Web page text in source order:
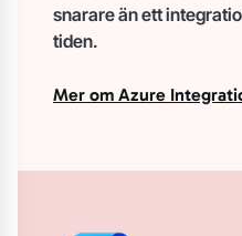
snarare än ett
tiden.
Mer om Azure